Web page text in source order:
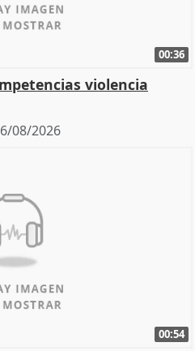
00:36
violencia
08/2026
00:54